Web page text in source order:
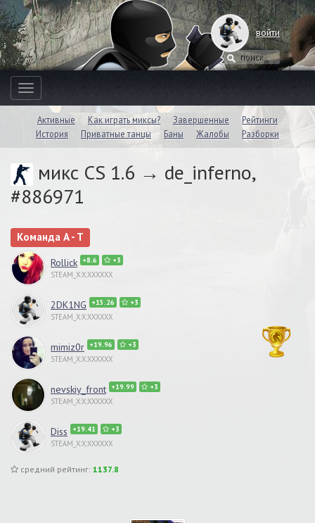
войти
Toggle
navigation
Активные Как играть миксы? Завершенные
Рейтинги
История
Приватные танцы Баны Жалобы Разборки
микс CS 1.6 → de_inferno,
#886971
Команда A - T
Rollick +8.6 +3
STEAM_X:X:XXXXXX
2DK1NG +15.26 +3
STEAM_X:X:XXXXXX
mimiz0r +19.96 +3
STEAM_X:X:XXXXXX
nevskiy_front +19.99 +3
STEAM_X:X:XXXXXX
Diss +19.41 +3
STEAM_X:X:XXXXXX
средний рейтинг: 1137.8